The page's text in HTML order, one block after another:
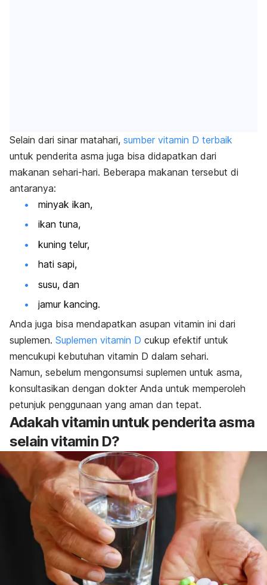
Selain dari sinar matahari, sumber vitamin D terbaik
untuk penderita asma juga bisa didapatkan dari
makanan sehari-hari. Beberapa makanan tersebut di
antaranya:
minyak ikan,
ikan tuna,
kuning telur,
hati sapi,
susu, dan
jamur kancing.
Anda juga bisa mendapatkan asupan vitamin ini dari
suplemen. Suplemen vitamin D cukup efektif untuk
mencukupi kebutuhan vitamin D dalam sehari.
Namun, sebelum mengonsumsi suplemen untuk asma,
konsultasikan dengan dokter Anda untuk memperoleh
petunjuk penggunaan yang aman dan tepat.
Adakah vitamin untuk penderita asma
selain vitamin D?